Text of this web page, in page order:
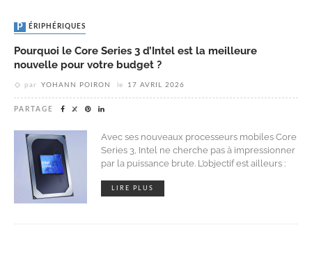
PÉRIPHÉRIQUES
Pourquoi le Core Series 3 d’Intel est la meilleure
nouvelle pour votre budget ?
par YOHANN POIRON le 17 AVRIL 2026
PARTAGE
Avec ses nouveaux processeurs mobiles Core
Series 3, Intel ne cherche pas à impressionner
par la puissance brute. L’objectif est ailleurs :
LIRE PLUS